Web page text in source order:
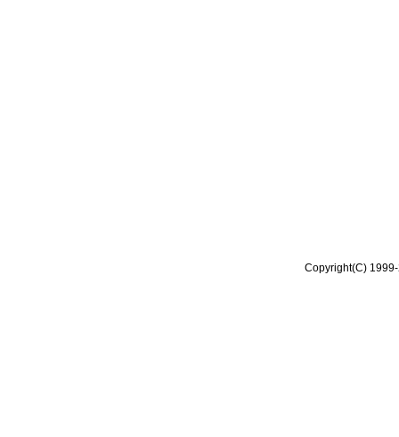
Copyright(C)